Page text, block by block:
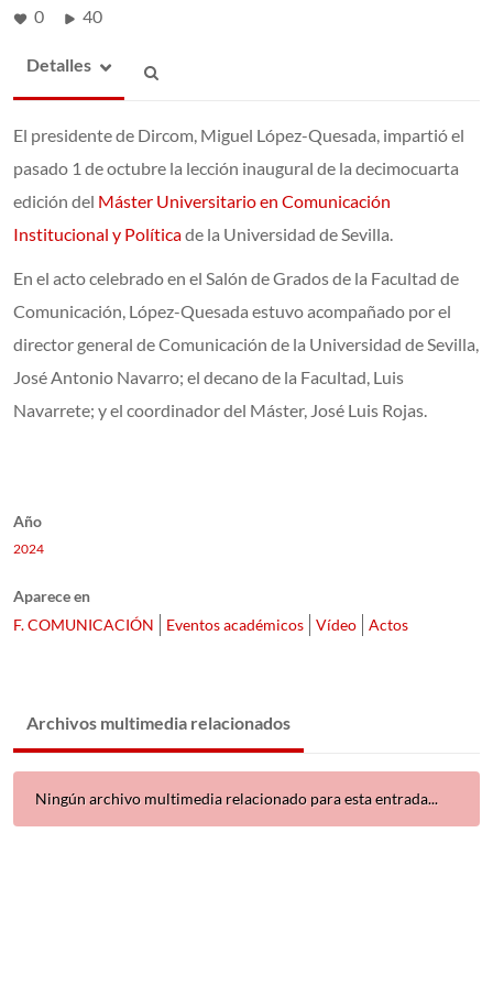
0 40
Detalles
El presidente de Dircom, Miguel López-Quesada, impartió el
pasado 1 de octubre la lección inaugural de la decimocuarta
edición del Máster Universitario en Comunicación
Institucional y Políticade la Universidad de Sevilla.
En el acto celebrado en el Salón de Grados de la Facultad de
Comunicación, López-Quesada estuvo acompañado por el
director general de Comunicación de la Universidad de Sevilla,
José Antonio Navarro; el decano de la Facultad, Luis
Navarrete; y el coordinador del Máster, José Luis Rojas.
Año
2024
Aparece en
F. COMUNICACIÓN
Eventos académicos Vídeo Actos
Archivos multimedia relacionados
Ningún archivo multimedia relacionado para esta entrada...